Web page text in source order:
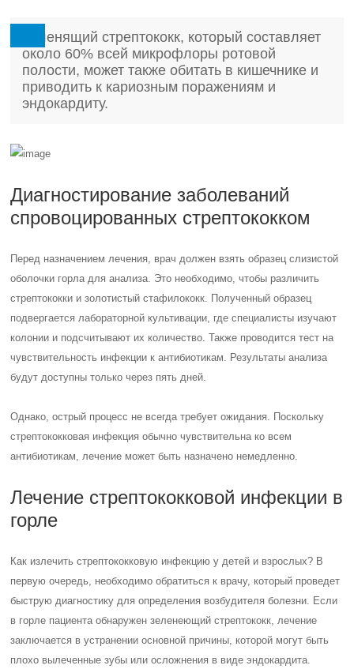
Зеленящий стрептококк, который составляет
около 60% всей микрофлоры ротовой
полости, может также обитать в кишечнике и
приводить к кариозным поражениям и
эндокардиту.
Диагностирование заболеваний
спровоцированных стрептококком
Перед назначением лечения, врач должен взять образец слизистой
оболочки горла для анализа. Это необходимо, чтобы различить
стрептококки и золотистый стафилококк. Полученный образец
подвергается лабораторной культивации, где специалисты изучают
колонии и подсчитывают их количество. Также проводится тест на
чувствительность инфекции к антибиотикам. Результаты анализа
будут доступны только через пять дней.
Однако, острый процесс не всегда требует ожидания. Поскольку
стрептококковая инфекция обычно чувствительна ко всем
антибиотикам, лечение может быть назначено немедленно.
Лечение стрептококковой инфекции в
горле
Как излечить стрептококковую инфекцию у детей и взрослых? В
первую очередь, необходимо обратиться к врачу, который проведет
быструю диагностику для определения возбудителя болезни. Если
в горле пациента обнаружен зеленеющий стрептококк, лечение
заключается в устранении основной причины, которой могут быть
плохо вылеченные зубы или осложнения в виде эндокардита.